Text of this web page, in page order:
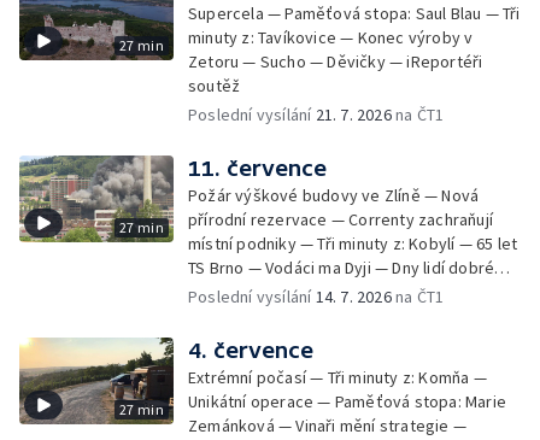
27 min
Supercela — Paměťová stopa: Saul Blau — Tři
minuty z: Tavíkovice — Konec výroby v
Zetoru — Sucho — Děvičky — iReportéři
soutěž
Poslední vysílání 21. 7. 2026na ČT1
27 min
11. července
Požár výškové budovy ve Zlíně — Nová
přírodní rezervace — Correnty zachraňují
místní podniky — Tři minuty z: Kobylí — 65 let
TS Brno — Vodáci ma Dyji — Dny lidí dobré
vůle — iReportéři soutěž
Poslední vysílání 14. 7. 2026na ČT1
27 min
4. července
Extrémní počasí — Tři minuty z: Komňa —
Unikátní operace — Paměťová stopa: Marie
Zemánková — Vinaři mění strategie —